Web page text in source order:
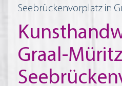
Seebrückenvorplatz in
Graal-Müritz